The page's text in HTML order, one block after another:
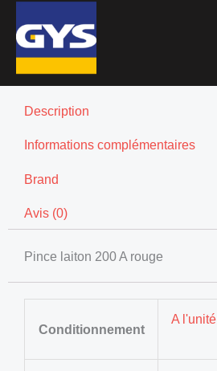
Description
Informations complémentaires
Brand
Avis (0)
Pince laiton 200 A rouge
Conditionnement
A l'unité